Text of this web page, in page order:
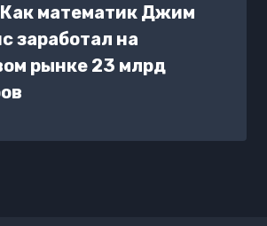
математик Джим
заработал на
рынке 23 млрд